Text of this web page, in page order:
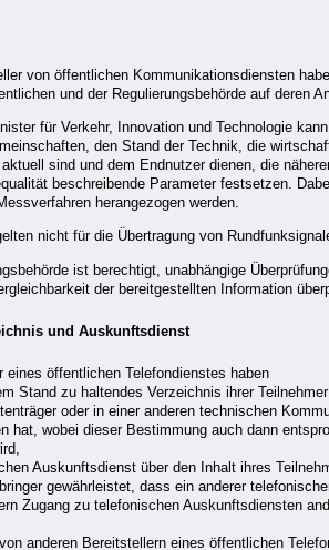
von öffentlichen Kommunikationsdiensten
und der Regulierungsbehörde auf deren
für Verkehr, Innovation und Technologie
den Stand der Technik, die
sind und dem Endnutzer dienen, die
beschreibende Parameter festsetzen.
herangezogen werden.
nicht für die Übertragung von
ist berechtigt, unabhängige
der bereitgestellten Information
und Auskunftsdienst
eines öffentlichen Telefondienstes haben
Stand zu haltendes Verzeichnis ihrer
oder in einer anderen technischen
hat, wobei dieser Bestimmung auch dann
Auskunftsdienst über den Inhalt ihres
gewährleistet, dass ein anderer
Zugang zu telefonischen Auskunftsdiensten
anderen Bereitstellern eines öffentlichen